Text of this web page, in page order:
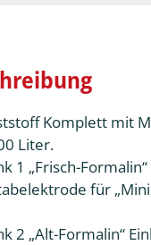
Komplett mit
Liter.
1 „Frisch-
für
2 „Alt-Formalin“